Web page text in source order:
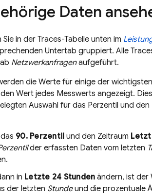
Daten
in der Traces-Tabelle unten im
Untertab gruppiert. Alle
Netzwerkanfragenaufgeführt.
die Werte für einige der
Wert jedes Messwerts angezeigt.
Auswahl für das Perzentil und den
90. Perzentil und den Zeitraum
der erfassten Daten vom letzten
in Letzte 24 Stunden ändern, ist der
der letzten Stundeund die prozentuale